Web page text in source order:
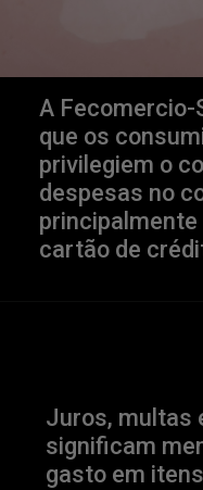
A Fecomercio-
que os
privilegiem o
despesas no
principalmente
cartão de
Juros, multas
significam
gasto em